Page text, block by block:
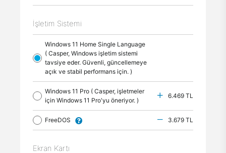
İşletim Sistemi
Windows 11 Home Single Language
( Casper, Windows işletim sistemi
tavsiye eder. Güvenli, güncellemeye
açık ve stabil performans için. )
Windows 11 Pro ( Casper, işletmeler
için Windows 11 Pro'yu öneriyor. )
6.469 TL
FreeDOS 3.679 TL
Ekran Kartı